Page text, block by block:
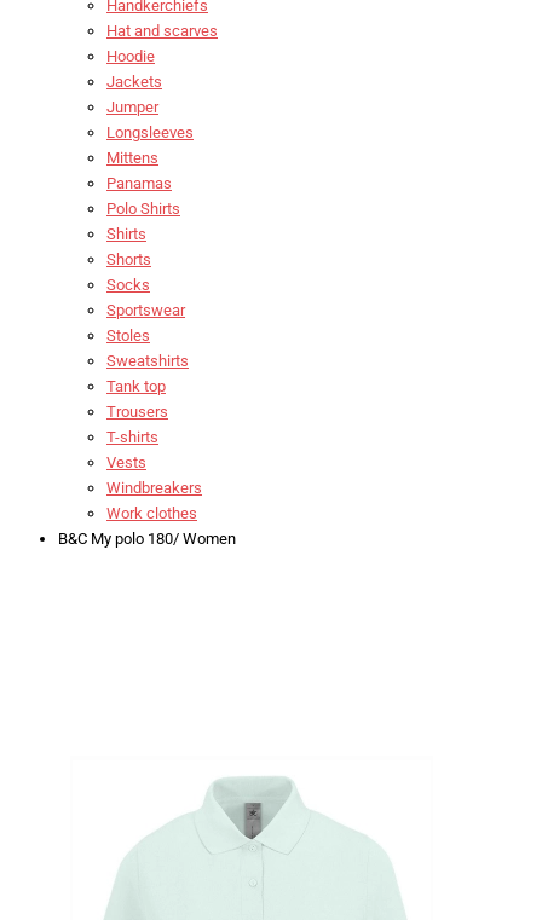
Handkerchiefs
Hat and scarves
Hoodie
Jackets
Jumper
Longsleeves
Mittens
Panamas
Polo Shirts
Shirts
Shorts
Socks
Sportswear
Stoles
Sweatshirts
Tank top
Trousers
T-shirts
Vests
Windbreakers
Work clothes
B&C My polo 180/ Women